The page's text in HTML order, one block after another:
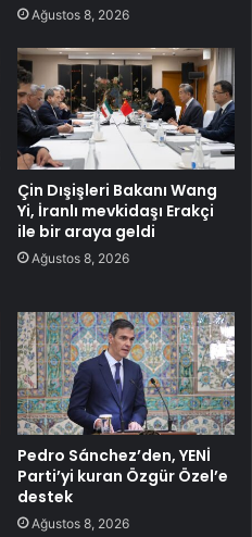
Ağustos 8, 2026
Çin Dışişleri Bakanı Wang
Yi, İranlı mevkidaşı Erakçi
ile bir araya geldi
Ağustos 8, 2026
Pedro Sánchez’den, YENİ
Parti’yi kuran Özgür Özel’e
destek
Ağustos 8, 2026